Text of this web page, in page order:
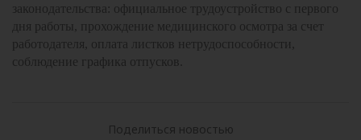
законодательства: официальное трудоустройство с первого
дня работы, прохождение медицинского осмотра за счет
работодателя, оплата листков нетрудоспособности,
соблюдение графика отпусков.
Поделиться новостью